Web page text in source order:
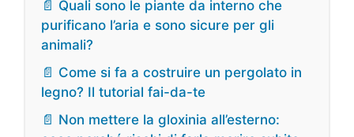
📄 Quali sono le piante da interno che
purificano l’aria e sono sicure per gli
animali?
📄 Come si fa a costruire un pergolato in
legno? Il tutorial fai-da-te
📄 Non mettere la gloxinia all’esterno: